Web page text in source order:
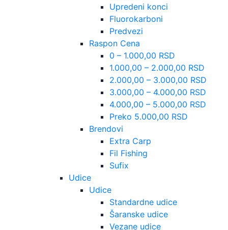
Upredeni konci
Fluorokarboni
Predvezi
Raspon Cena
0 – 1.000,00 RSD
1.000,00 – 2.000,00 RSD
2.000,00 – 3.000,00 RSD
3.000,00 – 4.000,00 RSD
4.000,00 – 5.000,00 RSD
Preko 5.000,00 RSD
Brendovi
Extra Carp
Fil Fishing
Sufix
Udice
Udice
Standardne udice
Šaranske udice
Vezane udice